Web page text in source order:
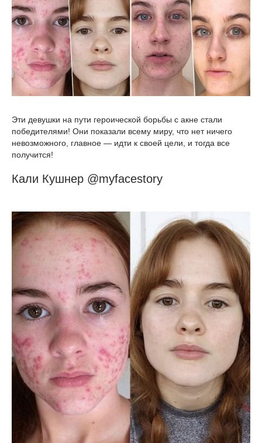
Эти девушки на пути героической борьбы с акне стали
победителями! Они показали всему миру, что нет ничего
невозможного, главное — идти к своей цели, и тогда все
получится!
Кали Кушнер @myfacestory